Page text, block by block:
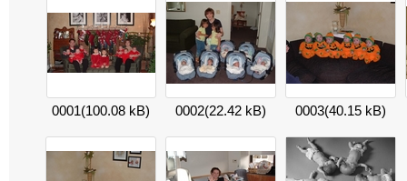
0001(100.08 kB) 0002(22.42 kB) 0003(40.15 kB)